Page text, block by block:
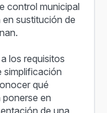
control municipal
sustitución de
los requisitos
simplificación
qué
en
de una